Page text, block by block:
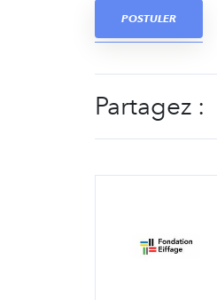
POSTULER
Partagez :